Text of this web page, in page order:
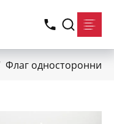
Флаг односторонний